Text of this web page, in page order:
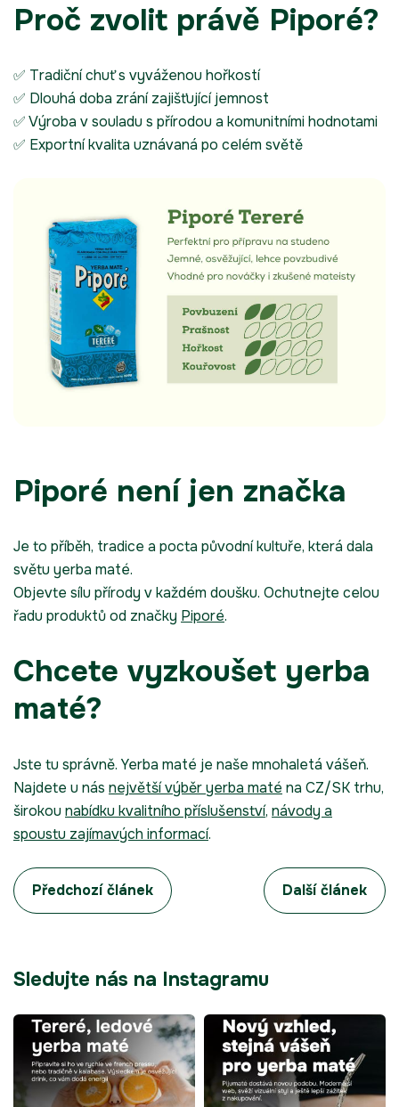
Proč zvolit právě Piporé?
✅ Tradiční chuť s vyváženou hořkostí
✅ Dlouhá doba zrání zajišťující jemnost
✅ Výroba v souladu s přírodou a komunitními hodnotami
✅ Exportní kvalita uznávaná po celém světě
Piporé není jen značka
Je to příběh, tradice a pocta původní kultuře, která dala
světu yerba maté.
Objevte sílu přírody v každém doušku. Ochutnejte celou
řadu produktů od značky Piporé.
Chcete vyzkoušet yerba
maté?
Jste tu správně. Yerba maté je naše mnohaletá vášeň.
Najdete u nás největší výběr yerba maté na CZ/SK trhu,
širokou nabídku kvalitního příslušenství, návody a
spoustu zajímavých informací.
Předchozí článek Další článek
Sledujte nás na Instagramu